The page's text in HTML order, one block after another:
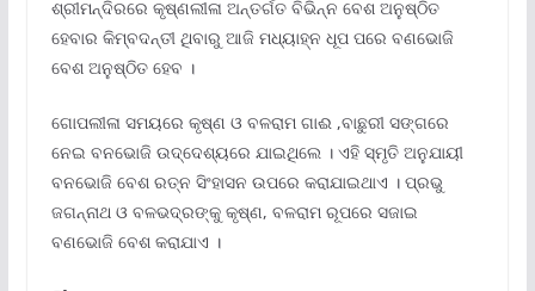
ଶ୍ରୀମନ୍ଦିରରେ କୃଷ୍ଣଲୀଳା ଅନ୍ତର୍ଗତ ବିଭିନ୍ନ ବେଶ ଅନୁଷ୍ଠିତ
ହେବାର କିମ୍ବଦନ୍ତୀ ଥିବାରୁ ଆଜି ମଧ୍ୟାହ୍ନ ଧୂପ ପରେ ବଣଭୋଜି
ବେଶ ଅନୁଷ୍ଠିତ ହେବ ।
ଗୋପଲୀଳା ସମୟରେ କୃଷ୍ଣ ଓ ବଳରାମ ଗାଈ ,ବାଛୁରୀ ସଙ୍ଗରେ
ନେଇ ବନଭୋଜି ଉଦ୍ଦେଶ୍ୟରେ ଯାଇଥିଲେ । ଏହି ସ୍ମୃତି ଅନୁଯାୟୀ
ବନଭୋଜି ବେଶ ରତ୍ନ ସିଂହାସନ ଉପରେ କରାଯାଇଥାଏ । ପ୍ରଭୁ
ଜଗନ୍ନାଥ ଓ ବଳଭଦ୍ରଙ୍କୁ କୃଷ୍ଣ, ବଳରାମ ରୂପରେ ସଜାଇ
ବଣଭୋଜି ବେଶ କରାଯାଏ ।